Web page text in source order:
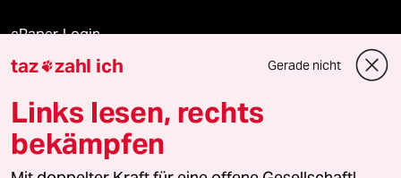
ePaper Login
Downloads für Abonnierende
© 2026 taz Verlags und Vertriebs GmbH
taz zahl ich Gerade nicht
Links lesen, rechts
bekämpfen